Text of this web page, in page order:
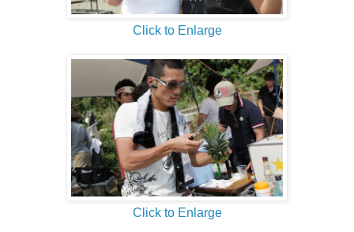
Click to Enlarge
Click to Enlarge